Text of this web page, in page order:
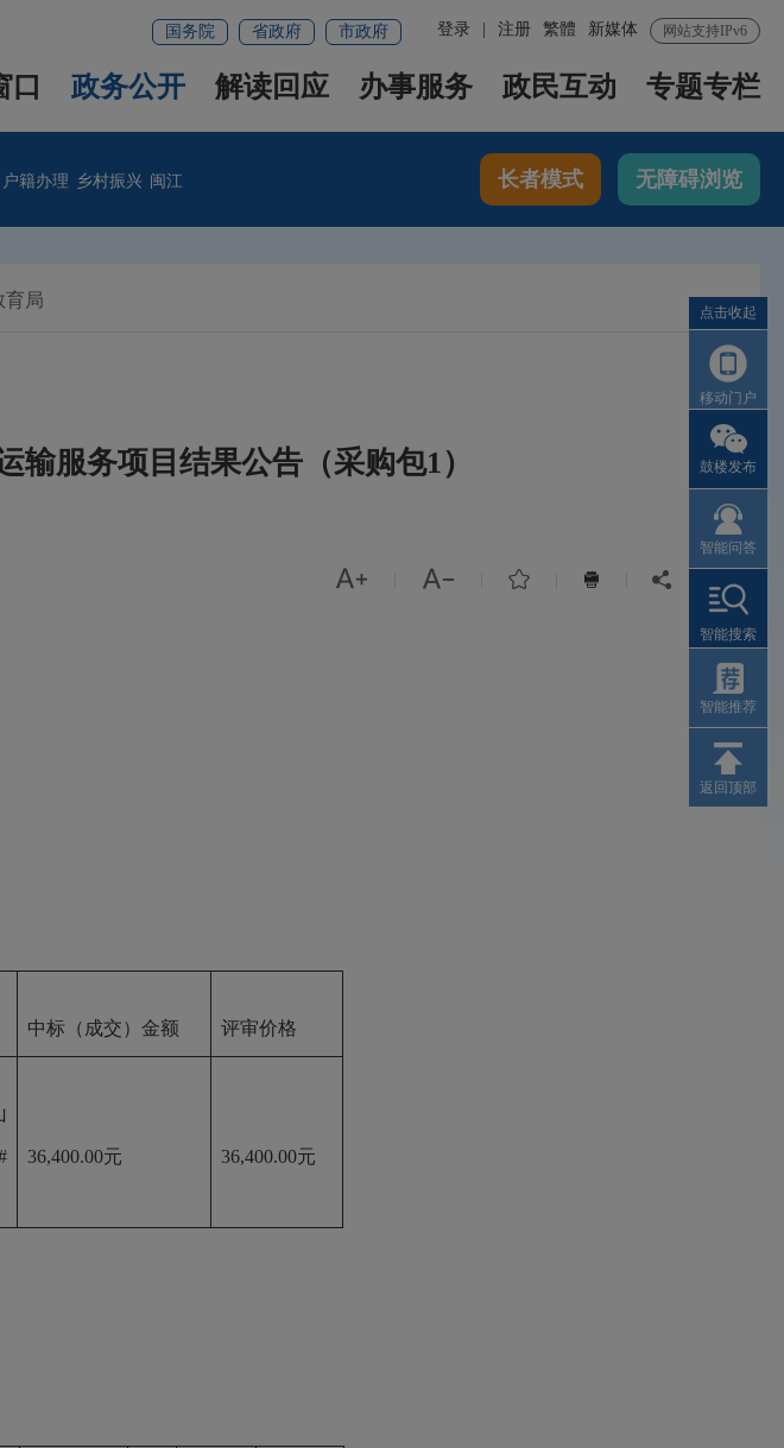
网站支持IPv6
新媒体
繁體
登录 注册
国务院 省政府 市政府
口 政务公开 解读回应 办事服务 政民互动 专题专栏
户籍办理 乡村振兴 闽江 长者模式 无障碍浏览
育局
输服务项目结果公告（采购包1）
    
中标（成交）金额 评审价格
36,400.00元 36,400.00元
点击收起
移动门户
鼓楼发布
智能问答
智能搜索
智能推荐
返回顶部